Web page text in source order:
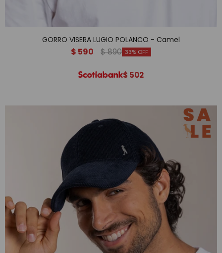
GORRO VISERA LUGIO POLANCO - Camel
$ 590 $890 33
$ 502